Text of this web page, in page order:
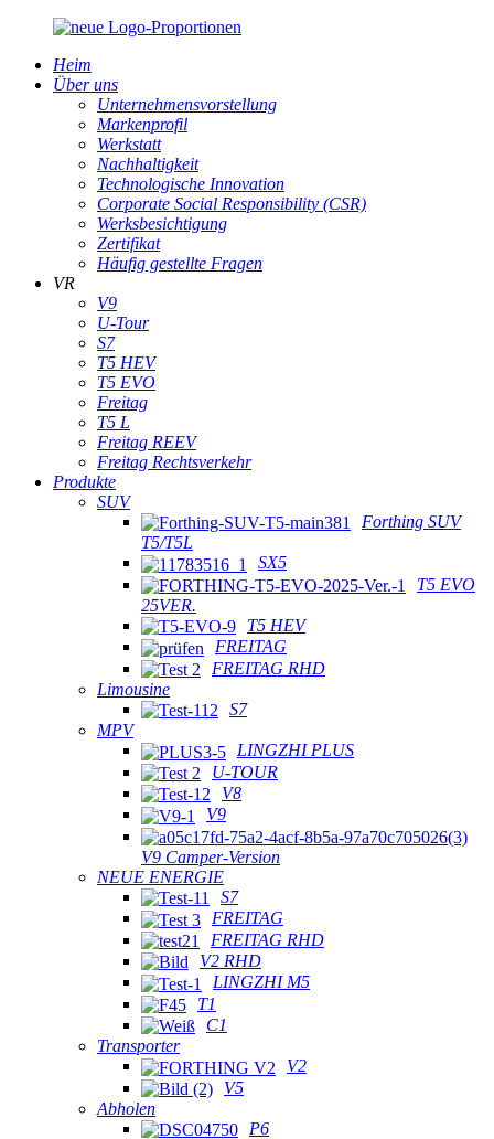
Heim
Über uns
Unternehmensvorstellung
Markenprofil
Werkstatt
Nachhaltigkeit
Technologische Innovation
Corporate Social Responsibility (CSR)
Werksbesichtigung
Zertifikat
Häufig gestellte Fragen
VR
V9
U-Tour
S7
T5 HEV
T5 EVO
Freitag
T5 L
Freitag REEV
Freitag Rechtsverkehr
Produkte
SUV
Forthing SUV
T5/T5L
SX5
T5 EVO
25VER.
T5 HEV
FREITAG
FREITAG RHD
Limousine
S7
MPV
LINGZHI PLUS
U-TOUR
V8
V9
V9 Camper-Version
NEUE ENERGIE
S7
FREITAG
FREITAG RHD
V2 RHD
LINGZHI M5
T1
C1
Transporter
V2
V5
Abholen
P6